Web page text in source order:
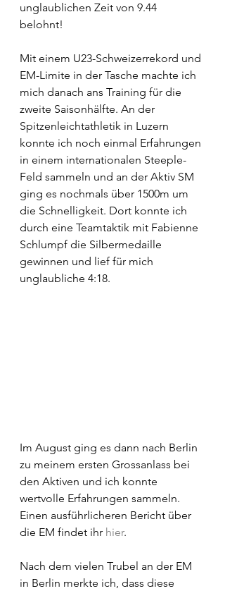
unglaublichen Zeit von 9.44
belohnt!
Mit einem U23-Schweizerrekord und
EM-Limite in der Tasche machte ich
mich danach ans Training für die
zweite Saisonhälfte. An der
Spitzenleichtathletik in Luzern
konnte ich noch einmal Erfahrungen
in einem internationalen Steeple-
Feld sammeln und an der Aktiv SM
ging es nochmals über 1500m um
die Schnelligkeit. Dort konnte ich
durch eine Teamtaktik mit Fabienne
Schlumpf die Silbermedaille
gewinnen und lief für mich
unglaubliche 4:18.
Im August ging es dann nach Berlin
zu meinem ersten Grossanlass bei
den Aktiven und ich konnte
wertvolle Erfahrungen sammeln.
Einen ausführlicheren Bericht über
die EM findet ihr hier.
Nach dem vielen Trubel an der EM
in Berlin merkte ich, dass diese